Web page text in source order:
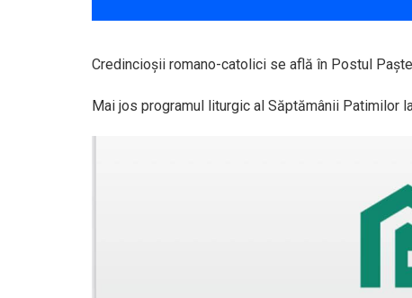
Credincioșii romano-catolici se află în Postul
Mai jos programul liturgic al Săptămânii Patimilor